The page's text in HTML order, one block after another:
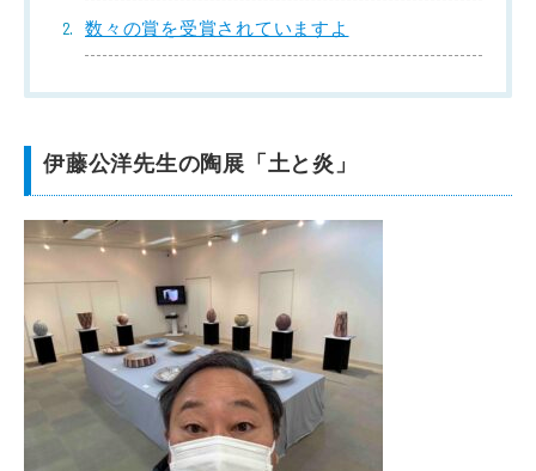
数々の賞を受賞されていますよ
伊藤公洋先生の陶展「土と炎」